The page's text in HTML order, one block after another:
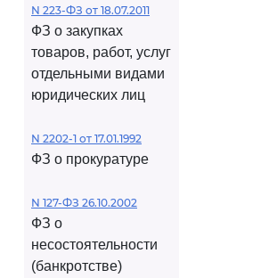
N 223-ФЗ от 18.07.2011
ФЗ о закупках
товаров, работ, услуг
отдельными видами
юридических лиц
N 2202-1 от 17.01.1992
ФЗ о прокуратуре
N 127-ФЗ 26.10.2002
ФЗ о
несостоятельности
(банкротстве)